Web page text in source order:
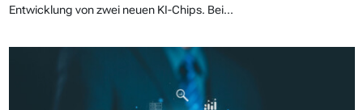
Entwicklung von zwei neuen KI-Chips. Bei...